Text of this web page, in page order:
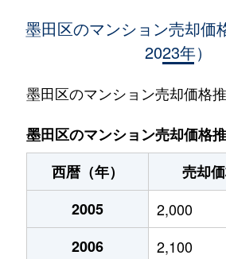
1,700万円
本所吾
石原
2,900万円
錦糸町
石原
3,000万円
錦糸町
石原
7,000万円
錦糸町
2,300万円
錦糸町
4,500万円
本所吾
墨田区のマンション売却価
2023年）
墨田区のマンション売却価格推
墨田区のマンション売却価格
西暦（年）
売却
2005
2,000
2006
2,100